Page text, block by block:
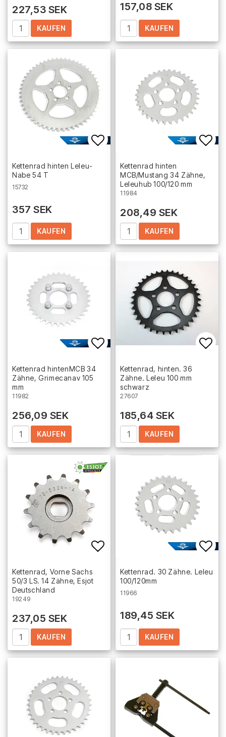
227,53 SEK
KAUFEN
157,08 SEK
KAUFEN
Add to list of favorites
Kettenrad hinten Leleu-
Nabe 54 T
15732
357 SEK
KAUFEN
Kettenrad hinten
MCB/Mustang 34 Zähne,
Leleuhub 100/120 mm
11984
208,49 SEK
KAUFEN
Add to list of favorites
Kettenrad hintenMCB 34
Zähne, Grimecanav 105
mm
11982
256,09 SEK
KAUFEN
Kettenrad, hinten. 36
Zähne. Leleu 100 mm
schwarz
27607
185,64 SEK
KAUFEN
Add to list of favorites
Kettenrad, Vorne Sachs
50/3 LS. 14 Zähne, Esjot
Deutschland
19249
237,05 SEK
KAUFEN
Kettenrad. 30 Zähne. Leleu
100/120mm
11966
189,45 SEK
KAUFEN